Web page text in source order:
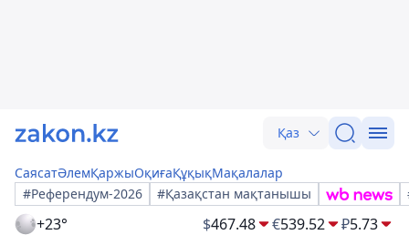
Қаз
СаясатӘлемҚаржыОқиғаҚұқықМақалалар
#Референдум-2026
#Қазақстан мақтанышы
+23° $467.48 €539.52 ₽5.73